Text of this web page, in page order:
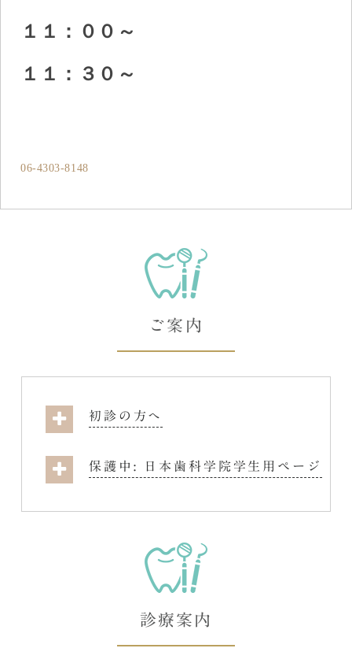
１１：００～
１１：３０～
06-4303-8148
ご案内
初診の方へ
保護中: 日本歯科学院学生用ページ
診療案内